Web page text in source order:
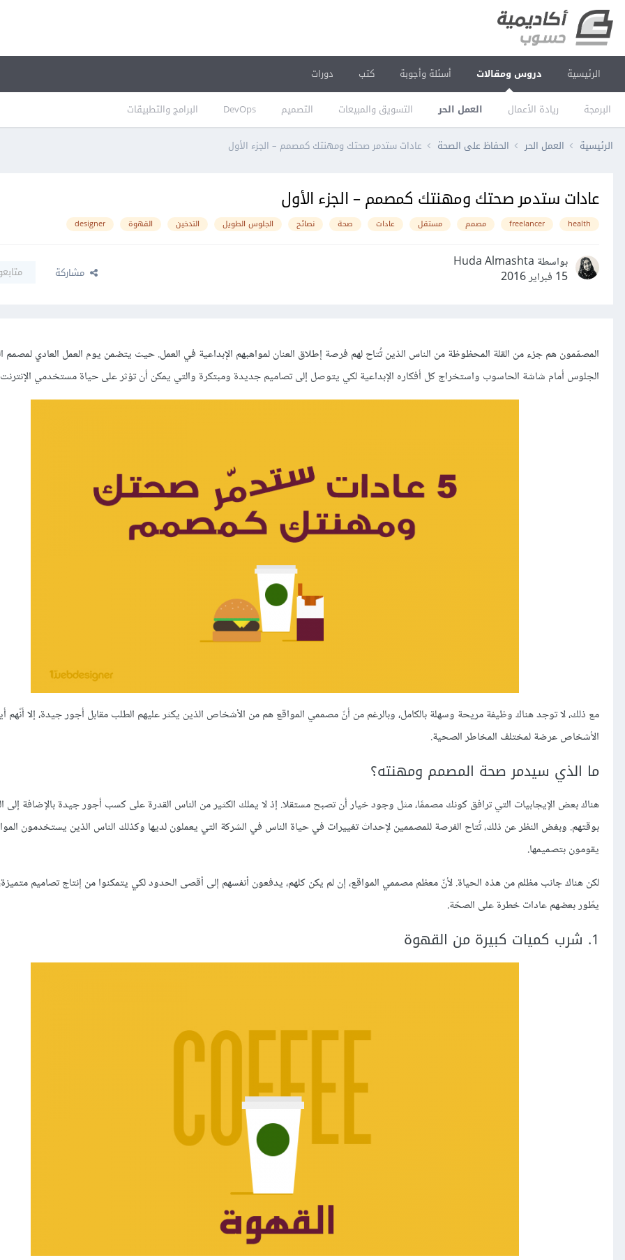
الرئيسية دروس ومقالات
البرمجة ريادة الأعمال العمل الحر التسويق والمبيعات التصميم DevOps البرامج والتطبيقات
أسئلة وأجوبة كتب دورات
الرئيسية العمل الحر الحفاظ على الصحة عادات ستدمر صحتك ومهنتك كمصمم – الجزء الأول
عادات ستدمر صحتك ومهنتك كمصمم – الجزء الأول
health
freelancer مصمم مستقل عادات صحة نصائح الجلوس الطويل التدخين القهوة designer
بواسطة Huda Almashta
15 فبراير 2016
مشاركة
المصمّمون هم جزء من القلة المحظوظة من الناس الذين تُتاح لهم فرصة إطلاق العنان لمواهبهم الإبداعية في العمل. حيث يتضمن يوم العمل العادي لمصمم
الجلوس أمام شاشة الحاسوب واستخراج كل أفكاره الإبداعية لكي يتوصل إلى تصاميم جديدة ومبتكرة والتي يمكن أن تؤثر على حياة مستخدمي
مع ذلك، لا توجد هناك وظيفة مريحة وسهلة بالكامل، وبالرغم من أنّ مصممي المواقع هم من الأشخاص الذين يكثر عليهم الطلب مقابل أجور جيدة، إلا أنّهم
الأشخاص عرضة لمختلف المخاطر الصحية.
ما الذي سيدمر صحة المصمم ومهنته؟
هناك بعض الإيجابيات التي ترافق كونك مصممًا، مثل وجود خيار أن تصبح مستقلا. إذ لا يملك الكثير من الناس القدرة على كسب أجور جيدة بالإضافة إلى
بوقتهم. وبغض النظر عن ذلك، تُتاح الفرصة للمصممين لإحداث تغييرات في حياة الناس في الشركة التي يعملون لديها وكذلك الناس الذين يستخدمون
يقومون بتصميمها.
لكن هناك جانب مظلم من هذه الحياة. لأنّ معظم مصممي المواقع، إن لم يكن كلهم، يدفعون أنفسهم إلى أقصى الحدود لكي يتمكنوا من إنتاج تصاميم
يطّور بعضهم عادات خطرة على الصحّة.
1. شرب كميات كبيرة من القهوة